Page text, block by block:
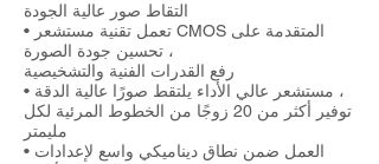
التقاط صور عالية الجودة
• تعمل تقنية مستشعر CMOS المتقدمة على
تحسين جودة الصورة ،
رفع القدرات الفنية والتشخيصية
• مستشعر عالي الأداء يلتقط صورًا عالية الدقة ،
توفير أكثر من 20 زوجًا من الخطوط المرئية لكل
مليمتر
• العمل ضمن نطاق ديناميكي واسع لإعدادات